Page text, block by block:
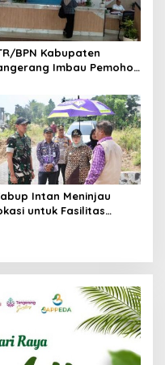
BPN Kabupaten
Imbau Pemohon
Mandek
Intan Meninjau
untuk Fasilitas